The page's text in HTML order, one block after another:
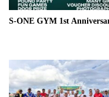
S-ONE GYM 1st